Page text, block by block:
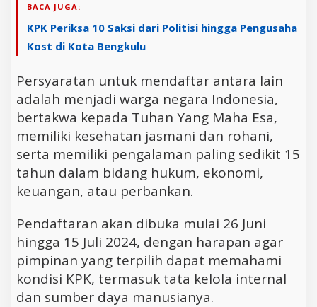
BACA JUGA:
KPK Periksa 10 Saksi dari Politisi hingga Pengusaha
Kost di Kota Bengkulu
Persyaratan untuk mendaftar antara lain
adalah menjadi warga negara Indonesia,
bertakwa kepada Tuhan Yang Maha Esa,
memiliki kesehatan jasmani dan rohani,
serta memiliki pengalaman paling sedikit 15
tahun dalam bidang hukum, ekonomi,
keuangan, atau perbankan.
Pendaftaran akan dibuka mulai 26 Juni
hingga 15 Juli 2024, dengan harapan agar
pimpinan yang terpilih dapat memahami
kondisi KPK, termasuk tata kelola internal
dan sumber daya manusianya.